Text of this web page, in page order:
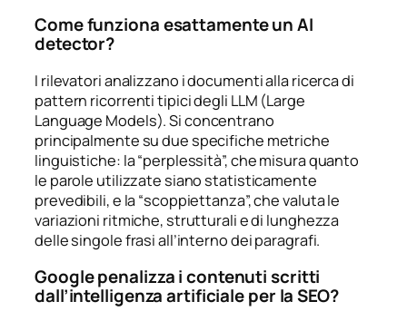
Come funziona esattamente un AI
detector?
I rilevatori analizzano i documenti alla ricerca di
pattern ricorrenti tipici degli LLM (Large
Language Models). Si concentrano
principalmente su due specifiche metriche
linguistiche: la “perplessità”, che misura quanto
le parole utilizzate siano statisticamente
prevedibili, e la “scoppiettanza”, che valuta le
variazioni ritmiche, strutturali e di lunghezza
delle singole frasi all’interno dei paragrafi.
Google penalizza i contenuti scritti
dall’intelligenza artificiale per la SEO?